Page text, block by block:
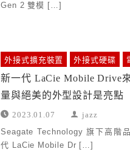
Gen 2 雙模 […]
外接式擴充裝置 外接式硬碟
新一代 LaCie Mobile Drive
量與絕美的外型設計是亮點
2023.01.07 jazz
Seagate Technology 旗下高階
代 LaCie Mobile Dr […]